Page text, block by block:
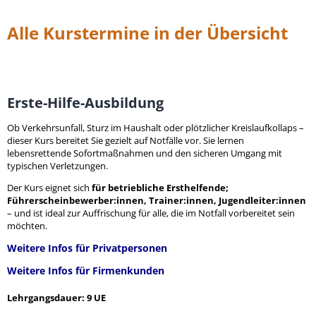
Alle Kurstermine in der Übersicht
Erste-Hilfe-Ausbildung
Ob Verkehrsunfall, Sturz im Haushalt oder plötzlicher Kreislaufkollaps –
dieser Kurs bereitet Sie gezielt auf Notfälle vor. Sie lernen
lebensrettende Sofortmaßnahmen und den sicheren Umgang mit
typischen Verletzungen.
Der Kurs eignet sich für betriebliche Ersthelfende;
Führerscheinbewerber:innen, Trainer:innen, Jugendleiter:innen
– und ist ideal zur Auffrischung für alle, die im Notfall vorbereitet sein
möchten.
Weitere Infos für Privatpersonen
Weitere Infos für Firmenkunden
Lehrgangsdauer: 9 UE